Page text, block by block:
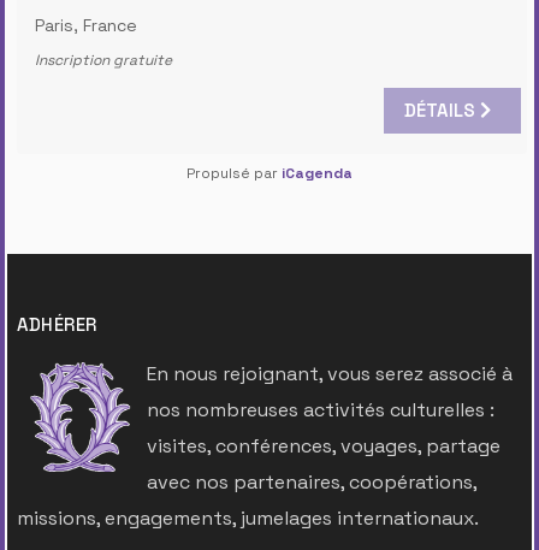
Paris, France
Inscription gratuite
DÉTAILS
Propulsé par iCagenda
ADHÉRER
En nous rejoignant, vous serez associé à
nos nombreuses activités culturelles :
visites, conférences, voyages, partage
avec nos partenaires, coopérations,
missions, engagements, jumelages internationaux.